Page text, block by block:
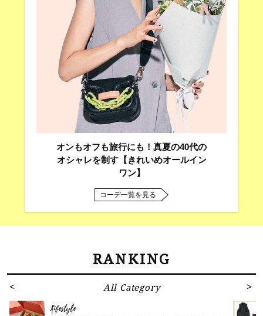
オンもオフも旅行にも！真夏の40代の
オシャレを制す【きれいめオールイン
ワン】
コーデ一覧を見る
RANKING
All Category
Lifestyle